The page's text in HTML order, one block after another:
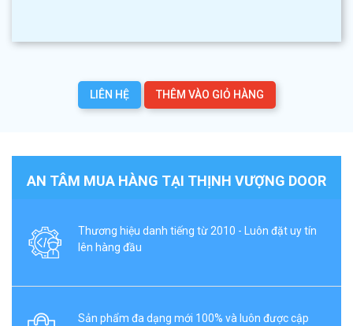
LIÊN HỆ THÊM VÀO GIỎ HÀNG
AN TÂM MUA HÀNG TẠI THỊNH VƯỢNG DOOR
Thương hiệu danh tiếng từ 2010 - Luôn đặt uy tín
lên hàng đầu
Sản phẩm đa dạng mới 100% và luôn được cập